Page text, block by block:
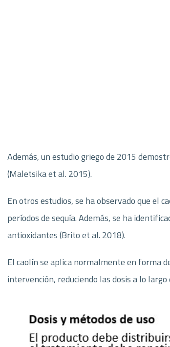
Además, un estudio griego de 2015
(Maletsika et al. 2015).
En otros estudios, se ha observado que el
períodos de sequía. Además, se ha
antioxidantes (Brito et al. 2018).
El caolín se aplica normalmente en forma
intervención, reduciendo las dosis a lo